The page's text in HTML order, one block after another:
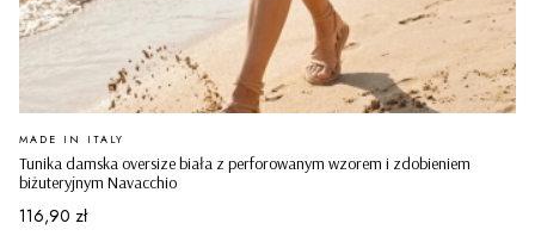
Tunika damska oversize biała z perforowanym wzorem i zdobieniem
biżuteryjnym Navacchio
PRODUCENT
MADE IN ITALY
Cena
116,90 zł